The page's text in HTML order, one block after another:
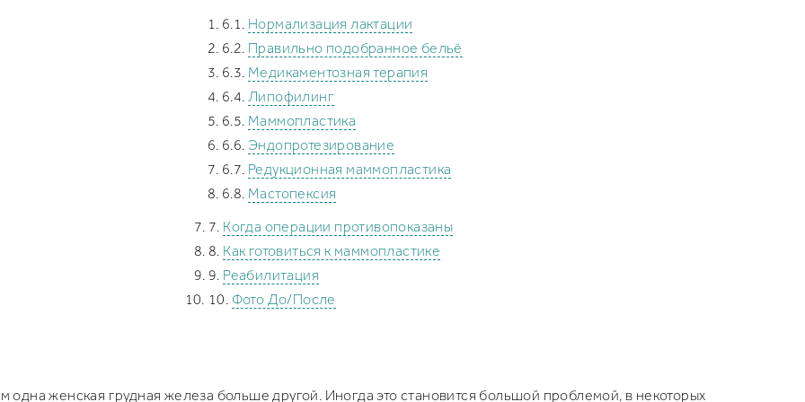
Нормализация лактации
Правильно подобранное бельё
Медикаментозная терапия
Липофилинг
Маммопластика
Эндопротезирование
Редукционная маммопластика
Мастопексия
Когда операции противопоказаны
Как готовиться к маммопластике
Реабилитация
Фото До/После
одна женская грудная железа больше другой. Иногда это становится большой проблемой, в некоторых